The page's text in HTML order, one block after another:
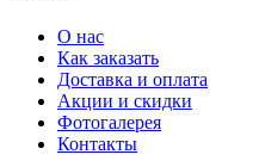
О нас
Как заказать
Доставка и оплата
Акции и скидки
Фотогалерея
Контакты